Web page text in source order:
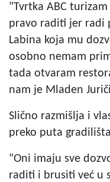
"Tvrtka ABC
pravo raditi jer radi
Labina koja mu
osobno nemam
tada otvaram
nam je Mladen
Slično razmišlja i
preko puta
"Oni imaju sve
raditi i brusiti već u